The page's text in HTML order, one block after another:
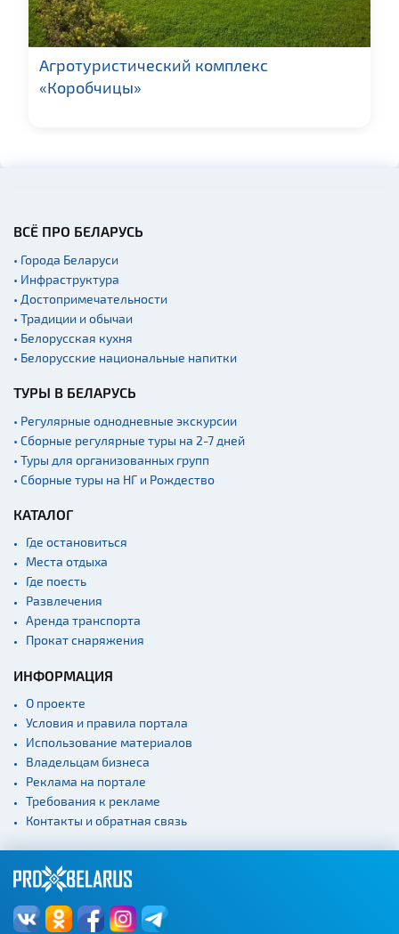
Агротуристический комплекс
«Коробчицы»
ВСЁ ПРО БЕЛАРУСЬ
• Города Беларуси
• Инфраструктура
• Достопримечательности
• Традиции и обычаи
• Белорусская кухня
• Белорусские национальные напитки
ТУРЫ В БЕЛАРУСЬ
• Регулярные однодневные экскурсии
• Сборные регулярные туры на 2-7 дней
• Туры для организованных групп
• Сборные туры на НГ и Рождество
КАТАЛОГ
Где остановиться
Места отдыха
Где поесть
Развлечения
Аренда транспорта
Прокат снаряжения
ИНФОРМАЦИЯ
О проекте
Условия и правила портала
Использование материалов
Владельцам бизнеса
Реклама на портале
Требования к рекламе
Контакты и обратная связь